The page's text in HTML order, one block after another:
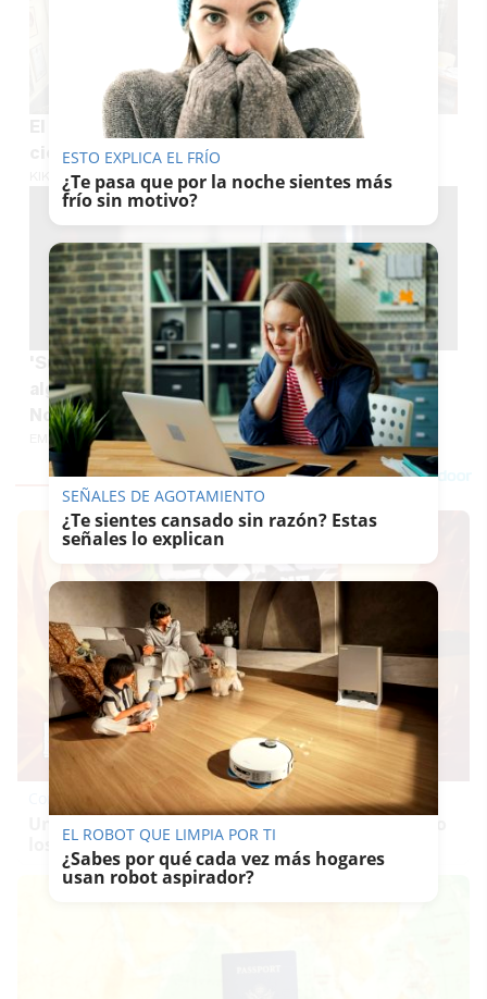
El coro navideño la Hermandad del Perdón
cierra la temporada de Zambombas
KIKO ABUÍN
'Subidón' en las uvas: el precio se duplica en
algunos supermercados a pocas horas de
Nochevieja
EMILIO CABRERA
Corepunk MMORPG
Un verdadero MMORPG de la vieja escuela ¡Cómo
los de antes, pero mejor!
ESTO EXPLICA EL FRÍO
¿Te pasa que por la noche sientes más
frío sin motivo?
SEÑALES DE AGOTAMIENTO
¿Te sientes cansado sin razón? Estas
señales lo explican
EL ROBOT QUE LIMPIA POR TI
¿Sabes por qué cada vez más hogares
usan robot aspirador?